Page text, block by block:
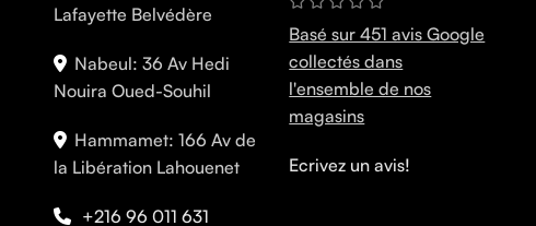
Lafayette Belvédère
Nabeul: 36 Av Hedi
Nouira Oued-Souhil
Hammamet: 166 Av de
la Libération Lahouenet
+216 96 011 631
Basé sur 451 avis Google
collectés dans
l'ensemble de nos
magasins
Ecrivez un avis!